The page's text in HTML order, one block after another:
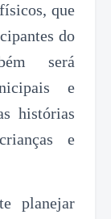
que
do
será
e
histórias
e
planejar